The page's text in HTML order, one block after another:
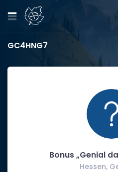
GC4HNG7
Bonus „Genial
Hessen,